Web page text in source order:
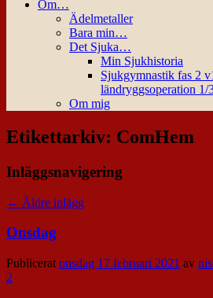
Om…
Ädelmetaller
Bara min…
Det Sjuka…
Min Sjukhistoria
Sjukgymnastik fas 2
ländryggsoperation 1/
Om mig
Etikettarkiv: ComHem
Inläggsnavigering
← Äldre inlägg
Onsdag
Publicerat onsdag 17 februari 2021 av
2